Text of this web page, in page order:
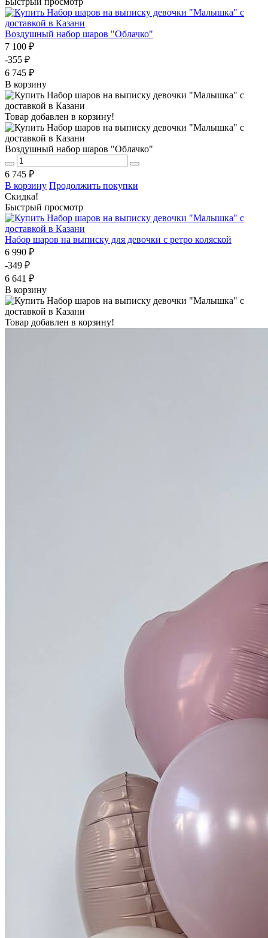
Воздушный набор шаров "Облачко"
7 100 ₽
-355 ₽
6 745 ₽
В корзину
Товар добавлен в корзину!
Воздушный набор шаров "Облачко"
6 745 ₽
В корзину Продолжить покупки
Скидка!
Быстрый просмотр
Набор шаров на выписку для девочки с ретро коляской
6 990 ₽
-349 ₽
6 641 ₽
В корзину
Товар добавлен в корзину!